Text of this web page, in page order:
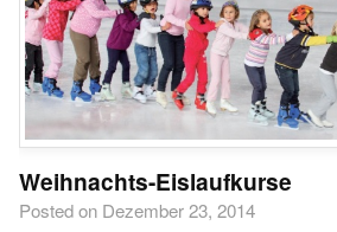
Weihnachts-Eislaufkurse
Posted on Dezember 23, 2014